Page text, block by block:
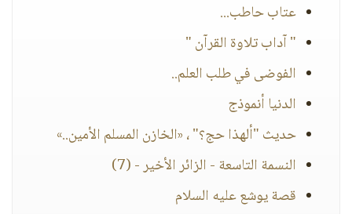
عتاب حاطب...
" آداب تلاوة القرآن "
الفوضى في طلب العلم..
الدنيا أنموذج
حديث "ألهذا حج؟" ، «الخازن المسلم الأمين..»
النسمة التاسعة - الزائر الأخير - (7)
قصة يوشع عليه السلام